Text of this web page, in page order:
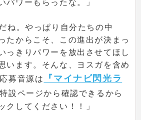
パワーもらったな。」
ね。やっぱり自分たちの中
たからこそ、この進出が決まっ
っきりパワーを放出させてほし
います。そんな、ヨスガを含め
募音源は
『マイナビ閃光ラ
特設ページから確認できるから
クしてください！！」